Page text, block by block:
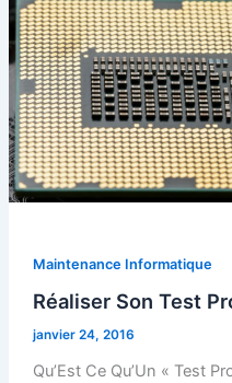
Maintenance Informatique
Réaliser Son Test
janvier 24, 2016
Qu’Est Ce Qu’Un « Test